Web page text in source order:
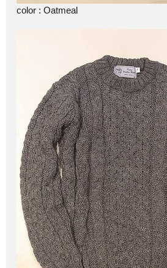
color : Oatmeal